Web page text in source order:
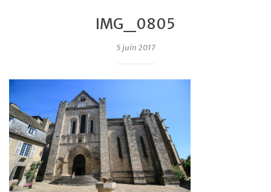
IMG_0805
5 juin 2017